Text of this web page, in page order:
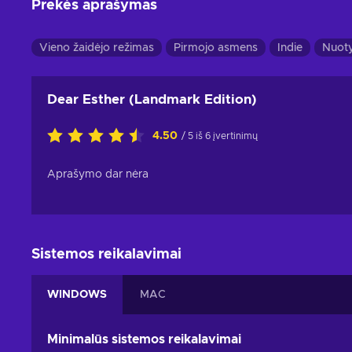
Prekės aprašymas
Vieno žaidėjo režimas Pirmojo asmens Indie
Dear Esther (Landmark Edition)
4.50 / 5 iš 6 įvertinimų
Aprašymo dar nėra
Sistemos reikalavimai
WINDOWS MAC
Minimalūs sistemos reikalavimai